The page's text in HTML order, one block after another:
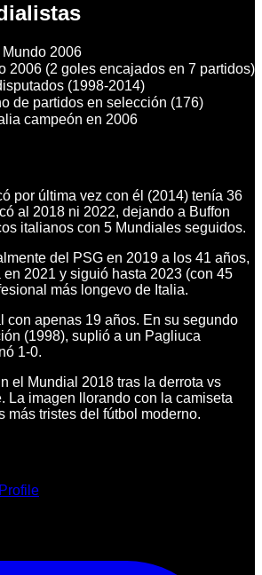
2006
2006 (2 goles encajados en 7 partidos)
(1998-2014)
de partidos en selección (176)
campeón en 2006
por última vez con él (2014) tenía 36
al 2018 ni 2022, dejando a Buffon
italianos con 5 Mundiales seguidos.
del PSG en 2019 a los 41 años,
2021 y siguió hasta 2023 (con 45
más longevo de Italia.
con apenas 19 años. En su segundo
(1998), suplió a un Pagliuca
1-0.
el Mundial 2018 tras la derrota vs
La imagen llorando con la camiseta
más tristes del fútbol moderno.